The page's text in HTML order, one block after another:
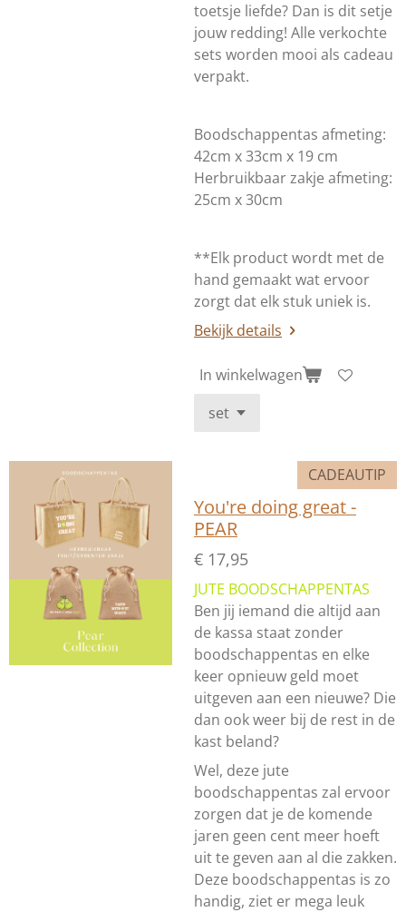
toetsje liefde? Dan is dit setje
jouw redding! Alle verkochte
sets worden mooi als cadeau
verpakt.
Boodschappentas afmeting:
42cm x 33cm x 19 cm
Herbruikbaar zakje afmeting:
25cm x 30cm
**Elk product wordt met de
hand gemaakt wat ervoor
zorgt dat elk stuk uniek is.
Bekijk details
In winkelwagen
CADEAUTIP
You're doing great -
PEAR
€ 17,95
JUTE BOODSCHAPPENTAS
Ben jij iemand die altijd aan
de kassa staat zonder
boodschappentas en elke
keer opnieuw geld moet
uitgeven aan een nieuwe? Die
dan ook weer bij de rest in de
kast beland?
Wel, deze jute
boodschappentas zal ervoor
zorgen dat je de komende
jaren geen cent meer hoeft
uit te geven aan al die zakken.
Deze boodschappentas is zo
handig, ziet er mega leuk